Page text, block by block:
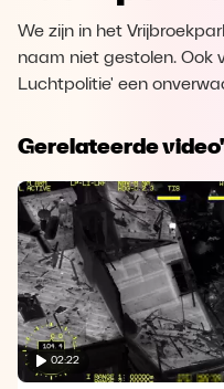
We zijn in het
naam niet gestolen. Ook
Luchtpolitie' een
Gerelateerde
02:22